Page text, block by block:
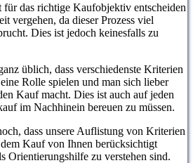
das richtige Kaufobjektiv entscheiden
vergehen, da dieser Prozess viel
Dies ist jedoch keinesfalls zu
üblich, dass verschiedenste Kriterien
Rolle spielen und man sich lieber
Kauf macht. Dies ist auch auf jeden
im Nachhinein bereuen zu müssen.
dass unsere Auflistung von Kriterien
Kauf von Ihnen berücksichtigt
Orientierungshilfe zu verstehen sind.